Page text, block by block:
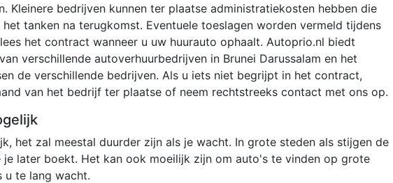
Kleinere bedrijven kunnen ter plaatse administratiekosten hebben die
tanken na terugkomst. Eventuele toeslagen worden vermeld tijdens
het contract wanneer u uw huurauto ophaalt. Autoprio.nl biedt
verschillende autoverhuurbedrijven in Brunei Darussalam en het
de verschillende bedrijven. Als u iets niet begrijpt in het contract,
van het bedrijf ter plaatse of neem rechtstreeks contact met ons op.
het zal meestal duurder zijn als je wacht. In grote steden als stijgen de
je later boekt. Het kan ook moeilijk zijn om auto's te vinden op grote
u te lang wacht.